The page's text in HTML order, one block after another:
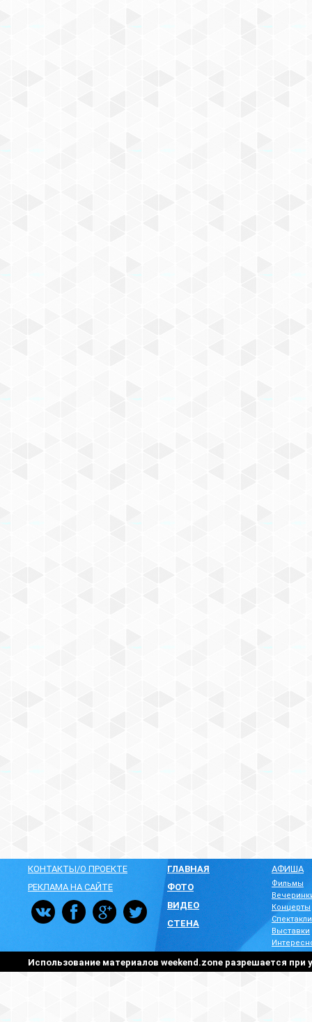
КОНТАКТЫ/О ПРОЕКТЕ
РЕКЛАМА НА САЙТЕ
ГЛАВНАЯ
ФОТО
ВИДЕО
СТЕНА
АФИША
Фильмы
Концерты
Спектакли
Выставки
Использование материалов weekend.zone разрешается